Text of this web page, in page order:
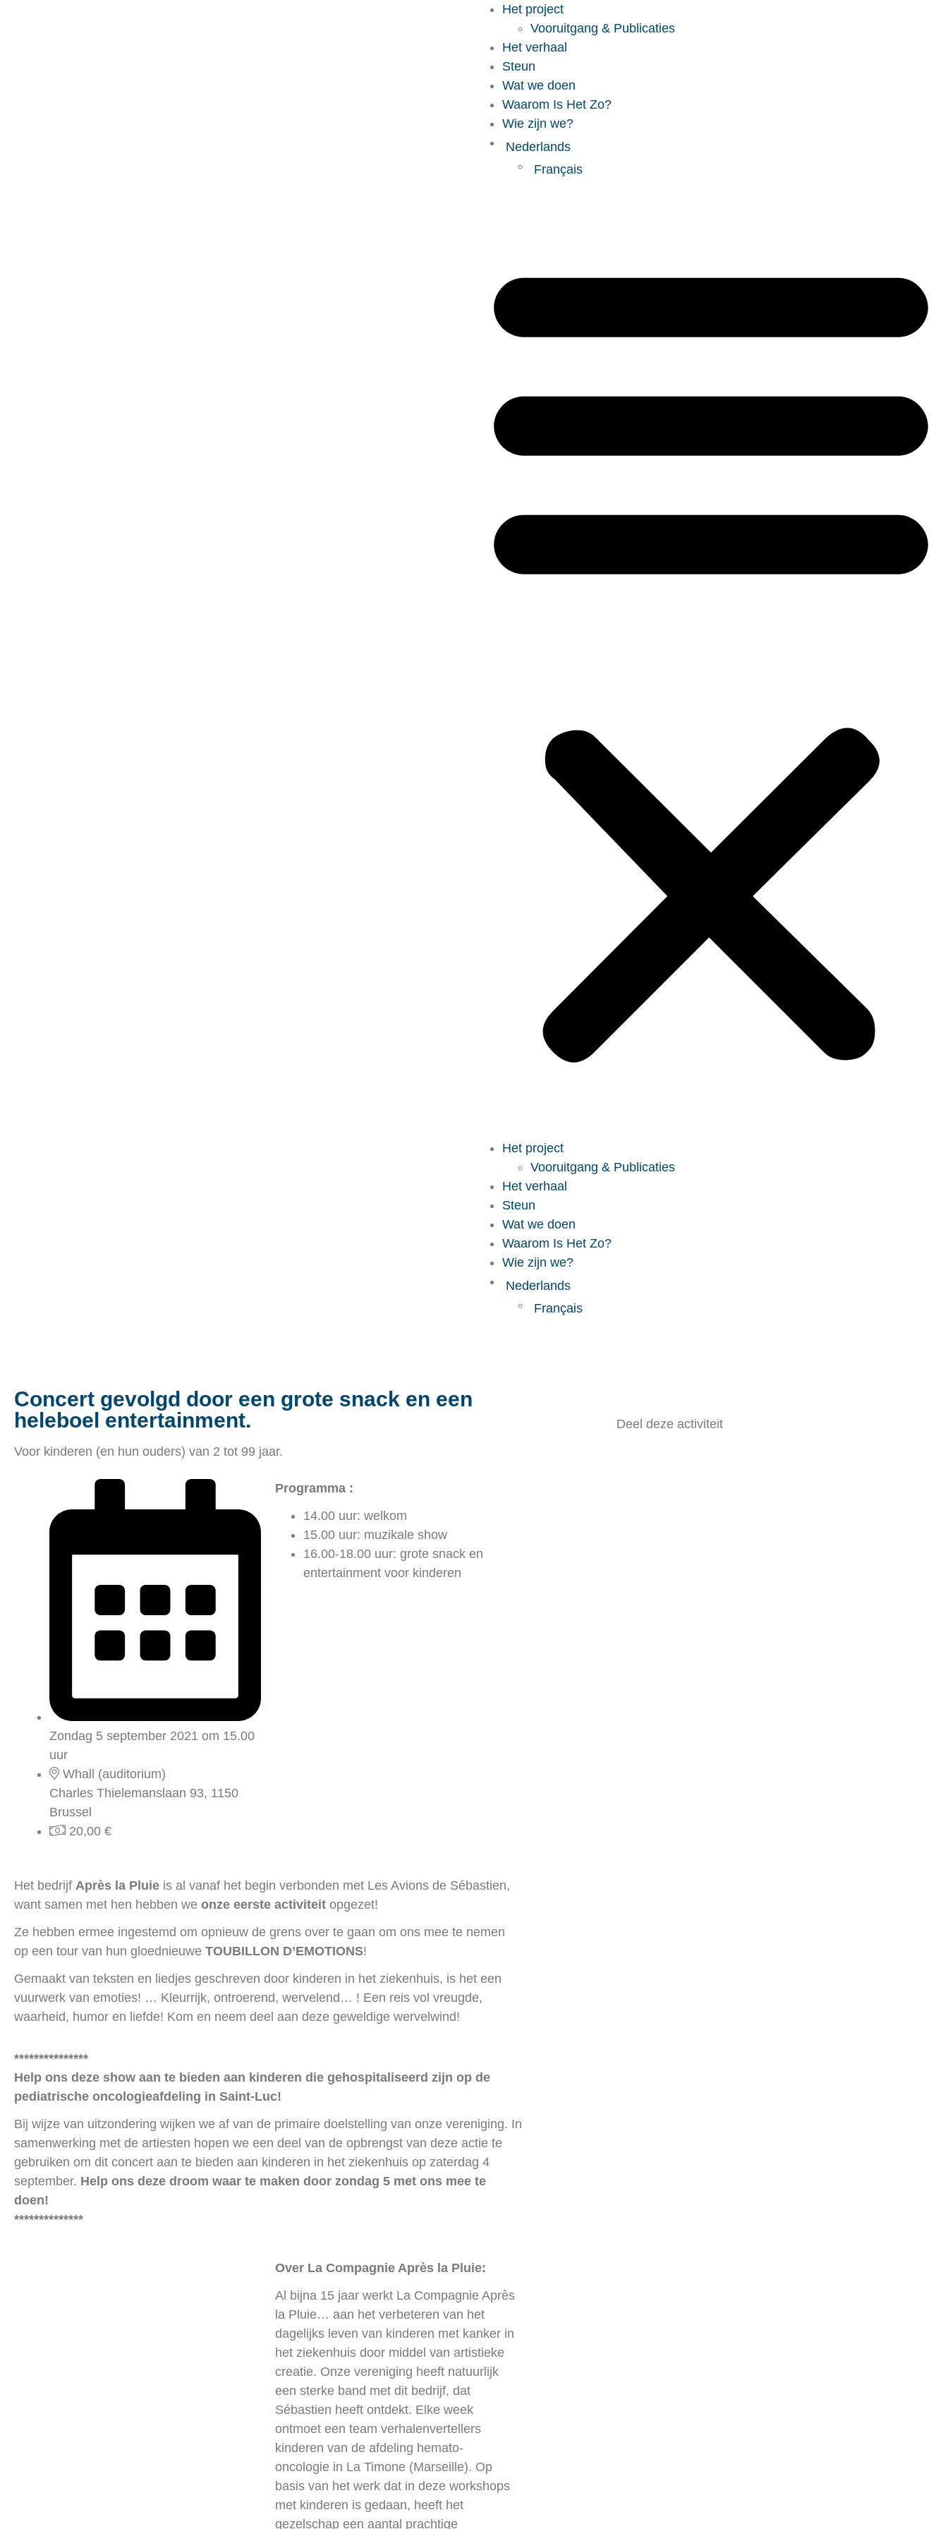
Het project
Vooruitgang & Publicaties
Het verhaal
Steun
Wat we doen
Waarom Is Het Zo?
Wie zijn we?
Nederlands
Français
Het project
Vooruitgang & Publicaties
Het verhaal
Steun
Wat we doen
Waarom Is Het Zo?
Wie zijn we?
Nederlands
Français
Concert gevolgd door een grote snack en een
heleboel entertainment.
Voor kinderen (en hun ouders) van 2 tot 99 jaar.
Zondag 5 september 2021 om 15.00
uur
Whall (auditorium)
Charles Thielemanslaan 93, 1150
Brussel
20,00 €
Programma :
14.00 uur: welkom
15.00 uur: muzikale show
16.00-18.00 uur: grote snack en
entertainment voor kinderen
Het bedrijf Après la Pluie is al vanaf het begin verbonden met Les Avions de Sébastien,
want samen met hen hebben we onze eerste activiteit opgezet!
Ze hebben ermee ingestemd om opnieuw de grens over te gaan om ons mee te nemen
op een tour van hun gloednieuwe TOUBILLON D’EMOTIONS!
Gemaakt van teksten en liedjes geschreven door kinderen in het ziekenhuis, is het een
vuurwerk van emoties! … Kleurrijk, ontroerend, wervelend… ! Een reis vol vreugde,
waarheid, humor en liefde! Kom en neem deel aan deze geweldige wervelwind!
***************
Help ons deze show aan te bieden aan kinderen die gehospitaliseerd zijn op de
pediatrische oncologieafdeling in Saint-Luc!
Bij wijze van uitzondering wijken we af van de primaire doelstelling van onze vereniging. In
samenwerking met de artiesten hopen we een deel van de opbrengst van deze actie te
gebruiken om dit concert aan te bieden aan kinderen in het ziekenhuis op zaterdag 4
september. Help ons deze droom waar te maken door zondag 5 met ons mee te
doen!
**************
Over La Compagnie Après la Pluie:
Al bijna 15 jaar werkt La Compagnie Après
la Pluie… aan het verbeteren van het
dagelijks leven van kinderen met kanker in
het ziekenhuis door middel van artistieke
creatie. Onze vereniging heeft natuurlijk
een sterke band met dit bedrijf, dat
Sébastien heeft ontdekt. Elke week
ontmoet een team verhalenvertellers
kinderen van de afdeling hemato-
oncologie in La Timone (Marseille). Op
basis van het werk dat in deze workshops
met kinderen is gedaan, heeft het
gezelschap een aantal prachtige
Deel deze activiteit